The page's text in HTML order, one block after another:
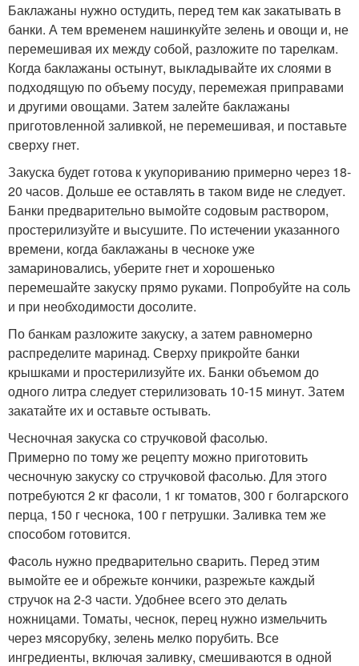
Баклажаны нужно остудить, перед тем как закатывать в
банки. А тем временем нашинкуйте зелень и овощи и, не
перемешивая их между собой, разложите по тарелкам.
Когда баклажаны остынут, выкладывайте их слоями в
подходящую по объему посуду, перемежая приправами
и другими овощами. Затем залейте баклажаны
приготовленной заливкой, не перемешивая, и поставьте
сверху гнет.
Закуска будет готова к укупориванию примерно через 18-
20 часов. Дольше ее оставлять в таком виде не следует.
Банки предварительно вымойте содовым раствором,
простерилизуйте и высушите. По истечении указанного
времени, когда баклажаны в чесноке уже
замариновались, уберите гнет и хорошенько
перемешайте закуску прямо руками. Попробуйте на соль
и при необходимости досолите.
По банкам разложите закуску, а затем равномерно
распределите маринад. Сверху прикройте банки
крышками и простерилизуйте их. Банки объемом до
одного литра следует стерилизовать 10-15 минут. Затем
закатайте их и оставьте остывать.
Чесночная закуска со стручковой фасолью.
Примерно по тому же рецепту можно приготовить
чесночную закуску со стручковой фасолью. Для этого
потребуются 2 кг фасоли, 1 кг томатов, 300 г болгарского
перца, 150 г чеснока, 100 г петрушки. Заливка тем же
способом готовится.
Фасоль нужно предварительно сварить. Перед этим
вымойте ее и обрежьте кончики, разрежьте каждый
стручок на 2-3 части. Удобнее всего это делать
ножницами. Томаты, чеснок, перец нужно измельчить
через мясорубку, зелень мелко порубить. Все
ингредиенты, включая заливку, смешиваются в одной